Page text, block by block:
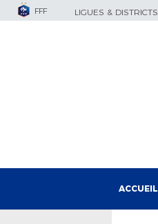
FFF LIGUES & DISTRICTS
ACCUEIL